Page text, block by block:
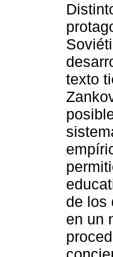
texto
de los
en un